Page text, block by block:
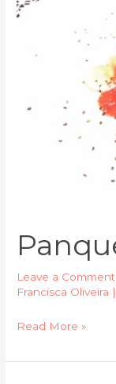
Leave a Comment
Francisca
Read More »